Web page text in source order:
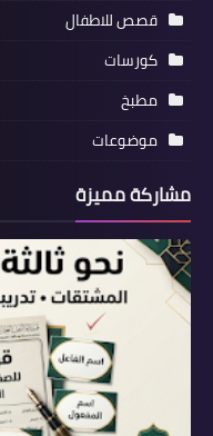
قصص للاطفال
كورسات
مطبخ
موضوعات
مشاركة مميزة